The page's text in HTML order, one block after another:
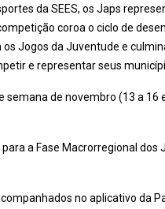
da SEES, os Japs
coroa o ciclo de
Jogos da Juventude e
e representar seus
de novembro (13 a 16
a Fase Macrorregional dos
no aplicativo da